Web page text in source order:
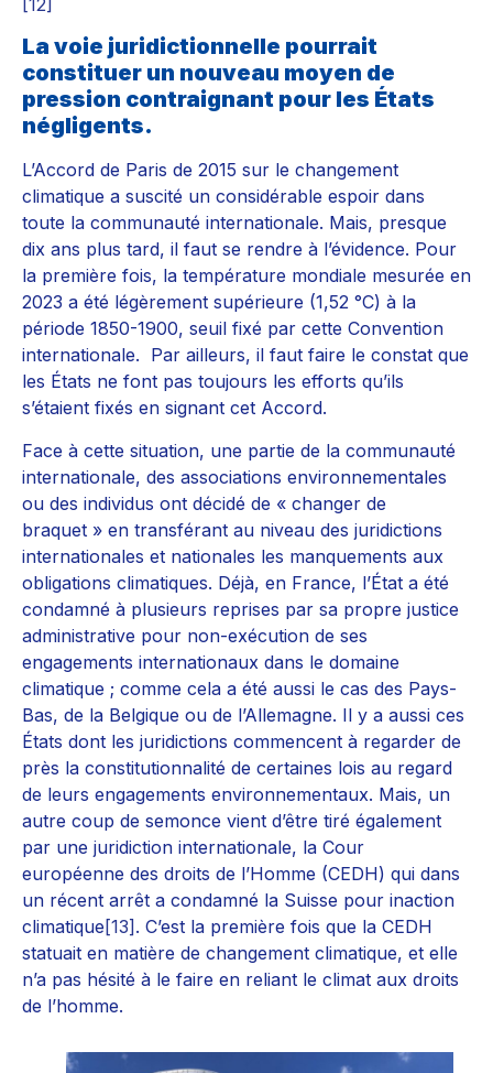
La voie juridictionnelle pourrait
constituer un nouveau moyen de
pression contraignant pour les États
négligents.
L’Accord de Paris de 2015 sur le changement
climatique a suscité un considérable espoir dans
toute la communauté internationale. Mais, presque
dix ans plus tard, il faut se rendre à l’évidence. Pour
la première fois, la température mondiale mesurée en
2023 a été légèrement supérieure (1,52 °C) à la
période 1850-1900, seuil fixé par cette Convention
internationale. Par ailleurs, il faut faire le constat que
les États ne font pas toujours les efforts qu’ils
s’étaient fixés en signant cet Accord.
Face à cette situation, une partie de la communauté
internationale, des associations environnementales
ou des individus ont décidé de « changer de
braquet » en transférant au niveau des juridictions
internationales et nationales les manquements aux
obligations climatiques. Déjà, en France, l’État a été
condamné à plusieurs reprises par sa propre justice
administrative pour non-exécution de ses
engagements internationaux dans le domaine
climatique ; comme cela a été aussi le cas des Pays-
Bas, de la Belgique ou de l’Allemagne. Il y a aussi ces
États dont les juridictions commencent à regarder de
près la constitutionnalité de certaines lois au regard
de leurs engagements environnementaux. Mais, un
autre coup de semonce vient d’être tiré également
par une juridiction internationale, la Cour
européenne des droits de l’Homme (CEDH) qui dans
un récent arrêt a condamné la Suisse pour inaction
climatique[13]. C’est la première fois que la CEDH
statuait en matière de changement climatique, et elle
n’a pas hésité à le faire en reliant le climat aux droits
de l’homme.